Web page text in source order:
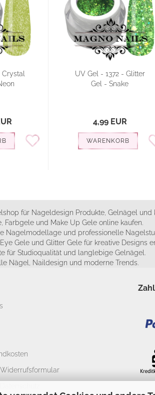
UV Gel - 1372 - Glitter
Gel - Snake
4,99 EUR
WARENKORB
für Nageldesign Produkte, Gelnägel und
Farbgele und Make Up Gele online kaufen.
Nagelmodellage und professionelle
Gele und Glitter Gele für kreative Designs
für Studioqualität und langlebige Gelnägel.
Nägel, Naildesign und moderne Trends.